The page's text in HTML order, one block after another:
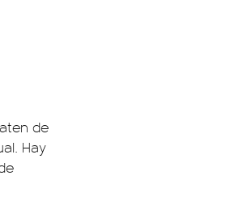
de
Hay